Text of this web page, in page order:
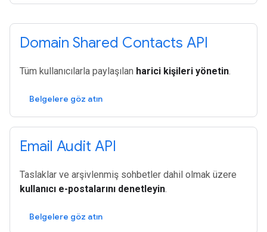
Domain Shared Contacts API
Tüm kullanıcılarla paylaşılan harici kişileri yönetin.
Belgelere göz atın
Email Audit API
Taslaklar ve arşivlenmiş sohbetler dahil olmak üzere
kullanıcı e-postalarını denetleyin.
Belgelere göz atın